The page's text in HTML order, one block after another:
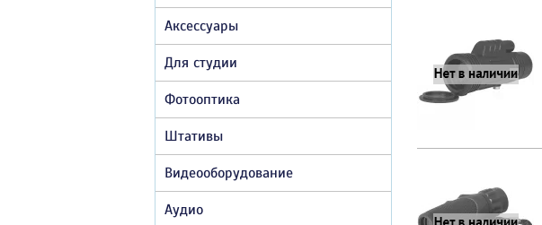
Аксессуары
Для студии
Фотооптика
Штативы
Видеооборудование
Аудио